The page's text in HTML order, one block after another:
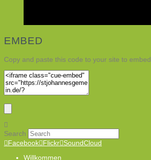
EMBED
Copy and paste this code to your site to embed.
Search
Facebook Flickr SoundCloud
Willkommen